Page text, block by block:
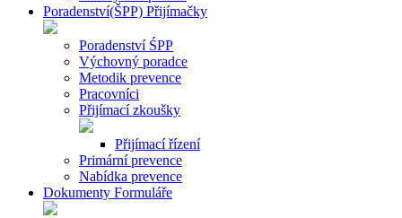
Poradenství(ŠPP) Přijímačky
Poradenství ŚPP
Výchovný poradce
Metodik prevence
Pracovníci
Přijímací zkoušky
Přijímací řízení
Primární prevence
Nabídka prevence
Dokumenty Formuláře